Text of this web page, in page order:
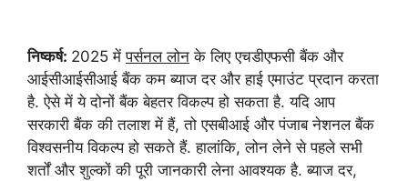
निष्कर्ष: 2025 मेंपर्सनल लोन के लिए एचडीएफसी बैंक और
आईसीआईसीआई बैंक कम ब्याज दर और हाई एमाउंट प्रदान करता
है. ऐसे में ये दोनों बैंक बेहतर विकल्प हो सकता है. यदि आप
सरकारी बैंक की तलाश में हैं, तो एसबीआई और पंजाब नेशनल बैंक
विश्वसनीय विकल्प हो सकते हैं. हालांकि, लोन लेने से पहले सभी
शर्तों और शुल्कों की पूरी जानकारी लेना आवश्यक है. ब्याज दर,